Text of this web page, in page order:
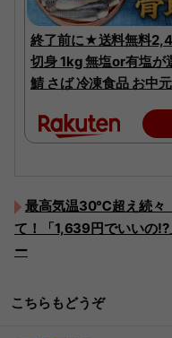
終了前に★送料無料
切身 1kg 無塩or有塩が
鯖 さば 冷凍食品 お中元
最高気温30℃超え続々
て！「1,639円でいいの
ー
こちらもどうぞ